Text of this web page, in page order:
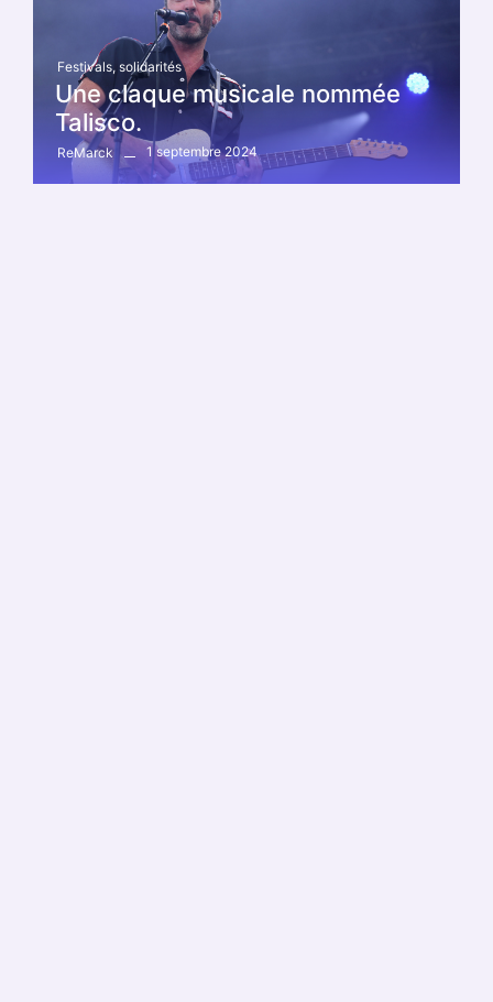
Festivals, solidarités
Une claque musicale nommée
Talisco.
ReMarck 1 septembre 2024